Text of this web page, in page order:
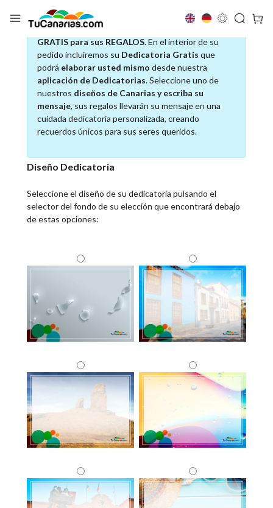
SERVICIO DE TARJETA DE DEDICATORIA
GRATIS para sus REGALOS. En el interior de su
pedido incluiremos su Dedicatoria Gratis que
podrá elaborar usted mismo desde nuestra
aplicación de Dedicatorias. Seleccione uno de
nuestros diseños de Canarias y escriba su
mensaje, sus regalos llevarán su mensaje en una
cuidada dedicatoria personalizada, creando
recuerdos únicos para sus seres queridos.
Diseño Dedicatoria
Seleccione el diseño de su dedicatoria pulsando el
selector del fondo de su elección que encontrará debajo
de estas opciones: